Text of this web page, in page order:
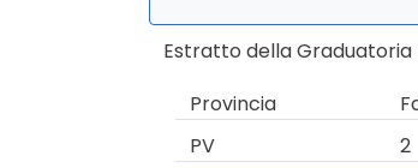
Estratto della Graduatoria
Provincia
PV
2